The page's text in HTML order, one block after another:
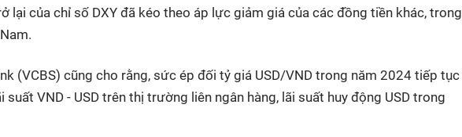
lại của chỉ số DXY đã kéo theo áp lực giảm giá của các đồng tiền khác, trong
(VCBS) cũng cho rằng, sức ép đối tỷ giá USD/VND trong năm 2024 tiếp tục
VND - USD trên thị trường liên ngân hàng, lãi suất huy động USD trong